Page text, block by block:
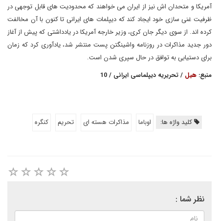
آمریکا و متحدان اش نیز از ایران می خواهند که محدودیت های قابل توجهی در
ظرفیت غنی سازی خود ایجاد کند که دیپلمات های ایرانی تا کنون با آن مخالفت
کرده اند. از سوی دیگر جان کری، وزیر خارجه آمریکا در یادداشتی که پیش از آغاز
دور جدید مذاکرات در روزنامه واشینگتن پست منتشر شد، یادآوری کرد که زمان
برای دستیابی به توافق در حال سپری شدن است.
منبع: هیل / تحریریه دیپلماسی ایرانی / 10
کلید واژه ها: اوباما مذاکرات هسته ای تحریم کنگره
نظر شما :